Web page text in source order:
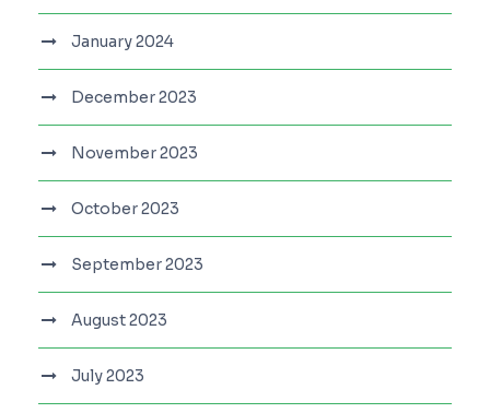
January 2024
December 2023
November 2023
October 2023
September 2023
August 2023
July 2023